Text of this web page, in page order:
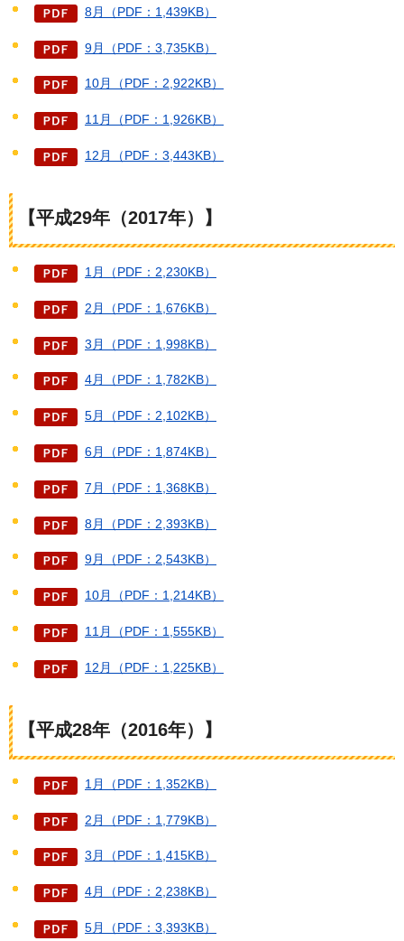
8月（PDF：1,439KB）
9月（PDF：3,735KB）
10月（PDF：2,922KB）
11月（PDF：1,926KB）
12月（PDF：3,443KB）
【平成29年（2017年）】
1月（PDF：2,230KB）
2月（PDF：1,676KB）
3月（PDF：1,998KB）
4月（PDF：1,782KB）
5月（PDF：2,102KB）
6月（PDF：1,874KB）
7月（PDF：1,368KB）
8月（PDF：2,393KB）
9月（PDF：2,543KB）
10月（PDF：1,214KB）
11月（PDF：1,555KB）
12月（PDF：1,225KB）
【平成28年（2016年）】
1月（PDF：1,352KB）
2月（PDF：1,779KB）
3月（PDF：1,415KB）
4月（PDF：2,238KB）
5月（PDF：3,393KB）